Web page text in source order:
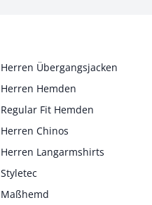
Herren Übergangsjacken
Herren Hemden
Regular Fit Hemden
Herren Chinos
Herren Langarmshirts
Styletec
Maßhemd